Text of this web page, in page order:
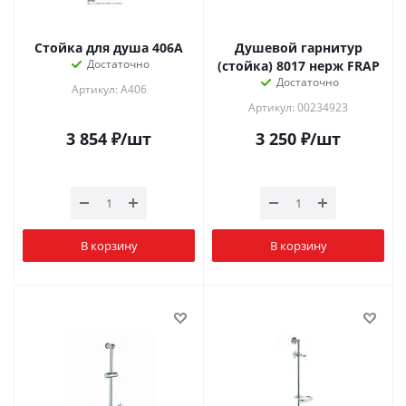
Стойка для душа 406А
Достаточно
Артикул: A406
3 854 ₽/шт
В корзину
Душевой гарнитур
(стойка) 8017 нерж FRAP
Достаточно
Артикул: 00234923
3 250 ₽/шт
В корзину